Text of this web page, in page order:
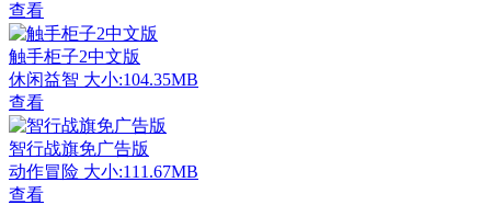
查看
触手柜子2中文版
休闲益智 大小:104.35MB
查看
智行战旗免广告版
动作冒险 大小:111.67MB
查看